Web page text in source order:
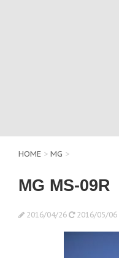
HOME > MG >
MG MS-09R
2016/04/26 2016/05/06